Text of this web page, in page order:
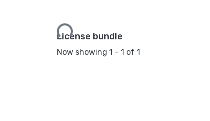
Loading...
License bundle
Now showing 1 - 1 of 1